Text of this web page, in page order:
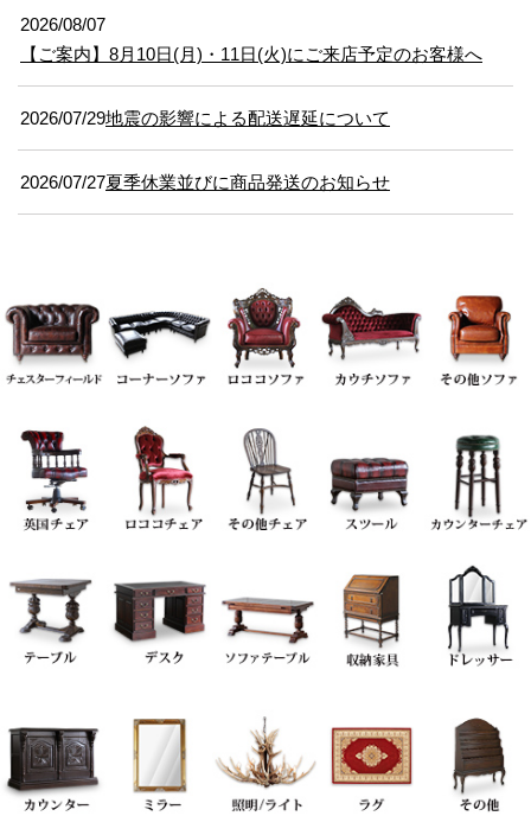
2026/08/07
【ご案内】8月10日(月)・11日(火)にご来店予定のお客様へ
2026/07/29地震の影響による配送遅延について
2026/07/27夏季休業並びに商品発送のお知らせ